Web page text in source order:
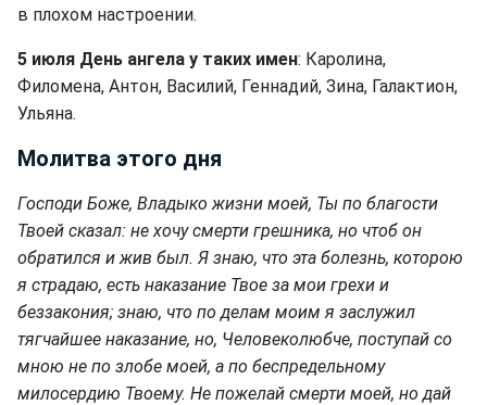
в плохом настроении.
5 июля День ангела у таких имен: Каролина,
Филомена, Антон, Василий, Геннадий, Зина, Галактион,
Ульяна.
Молитва этого дня
Господи Боже, Владыко жизни моей, Ты по благости
Твоей сказал: не хочу смерти грешника, но чтоб он
обратился и жив был. Я знаю, что эта болезнь, которою
я страдаю, есть наказание Твое за мои грехи и
беззакония; знаю, что по делам моим я заслужил
тягчайшее наказание, но, Человеколюбче, поступай со
мною не по злобе моей, а по беспредельному
милосердию Твоему. Не пожелай смерти моей, но дай